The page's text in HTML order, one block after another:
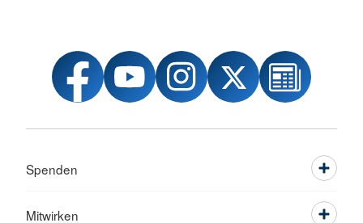
Spenden
Mitwirken